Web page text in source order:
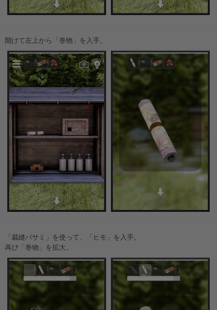
開けて左上から「巻物」を入手。
「裁縫バサミ」を使って、「ヒモ」を入手。
再び「巻物」を拡大。